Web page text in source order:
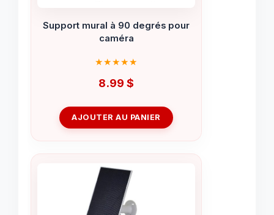
Support mural à 90 degrés pour
caméra
8.99 $
AJOUTER AU PANIER